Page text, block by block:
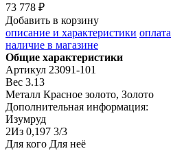
73 778 ₽
Добавить в корзину
описание и характеристики оплата
наличие в магазине
Общие характеристики
Артикул 23091-101
Вес 3.13
Металл Красное золото, Золото
Дополнительная информация:
Изумруд
2Из 0,197 3/3
Для кого Для неё